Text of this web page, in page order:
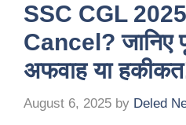
SSC CGL
Cancel? जानिए
अफवाह या
August 6, 2025 by Deled